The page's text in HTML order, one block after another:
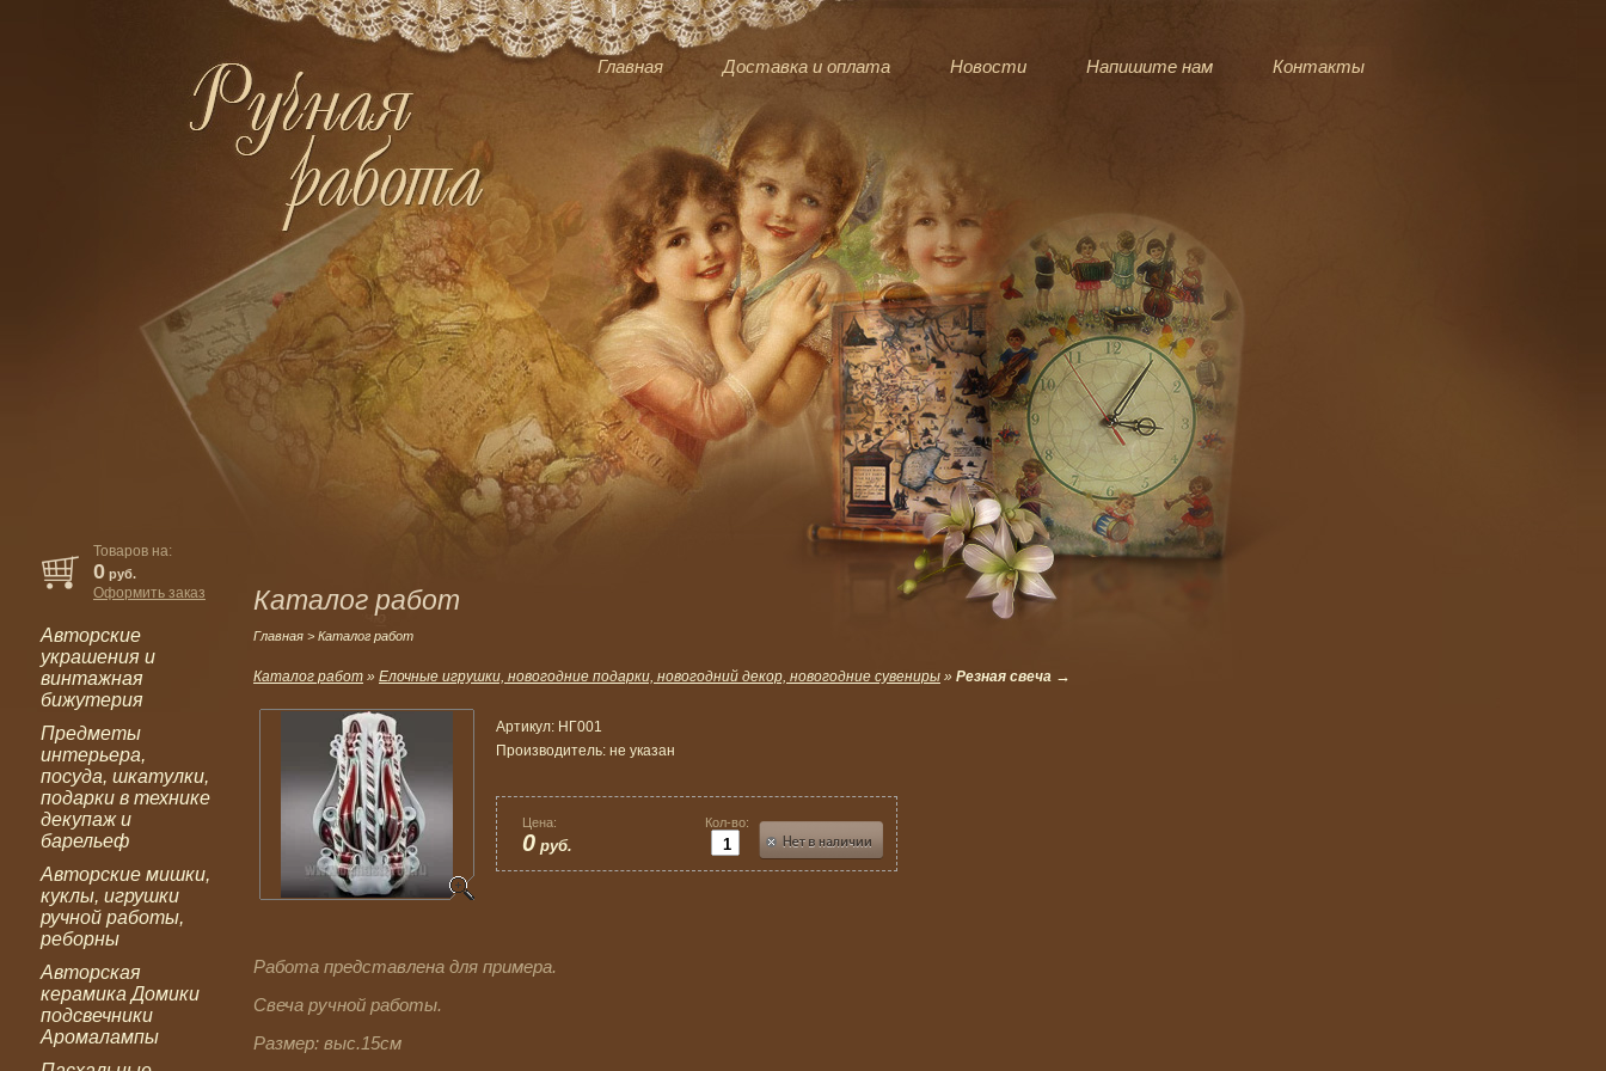
Главная Доставка и оплата Новости Напишите нам Контакты
Товаров на:
0 руб.
Оформить заказ
Авторские
украшения и
винтажная
бижутерия
Предметы
интерьера,
посуда, шкатулки,
подарки в технике
декупаж и
барельеф
Авторские мишки,
куклы, игрушки
ручной работы,
реборны
Авторская
керамика Домики
подсвечники
Аромалампы
Каталог работ
Главная > Каталог работ
Каталог работ » Елочные игрушки, новогодние подарки, новогодний декор, новогодние сувениры » Резная свеча →
Артикул: НГ001
Производитель: не указан
Кол-во:
Цена:
0 руб.
Работа представлена для примера.
Свеча ручной работы.
Размер: выс.15см